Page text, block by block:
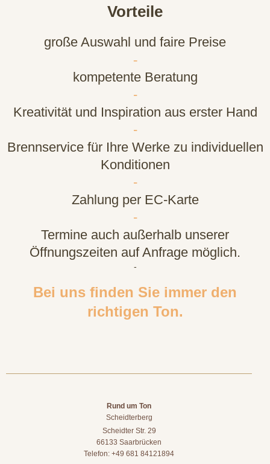
Vorteile
große Auswahl und faire Preise
-
kompetente Beratung
-
Kreativität und Inspiration aus erster Hand
-
Brennservice für Ihre Werke zu individuellen
Konditionen
-
Zahlung per EC-Karte
-
Termine auch außerhalb unserer
Öffnungszeiten auf Anfrage möglich.
-
Bei uns finden Sie immer den
richtigen Ton.
Rund um Ton
Scheidterberg
Scheidter Str. 29
66133 Saarbrücken
Telefon: +49 681 84121894